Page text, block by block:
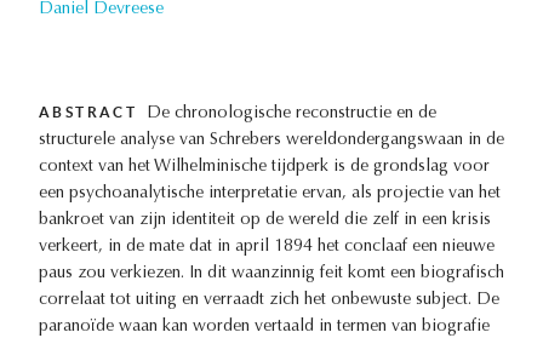
Daniel Devreese
ABSTRACT
De chronologische reconstructie en de
structurele analyse van Schrebers wereldondergangswaan in de
context van het Wilhelminische tijdperk is de grondslag voor
een psychoanalytische interpretatie ervan, als projectie van het
bankroet van zijn identiteit op de wereld die zelf in een krisis
verkeert, in de mate dat in april 1894 het conclaaf een nieuwe
paus zou verkiezen. In dit waanzinnig feit komt een biografisch
correlaat tot uiting en verraadt zich het onbewuste subject. De
paranoïde waan kan worden vertaald in termen van biografie